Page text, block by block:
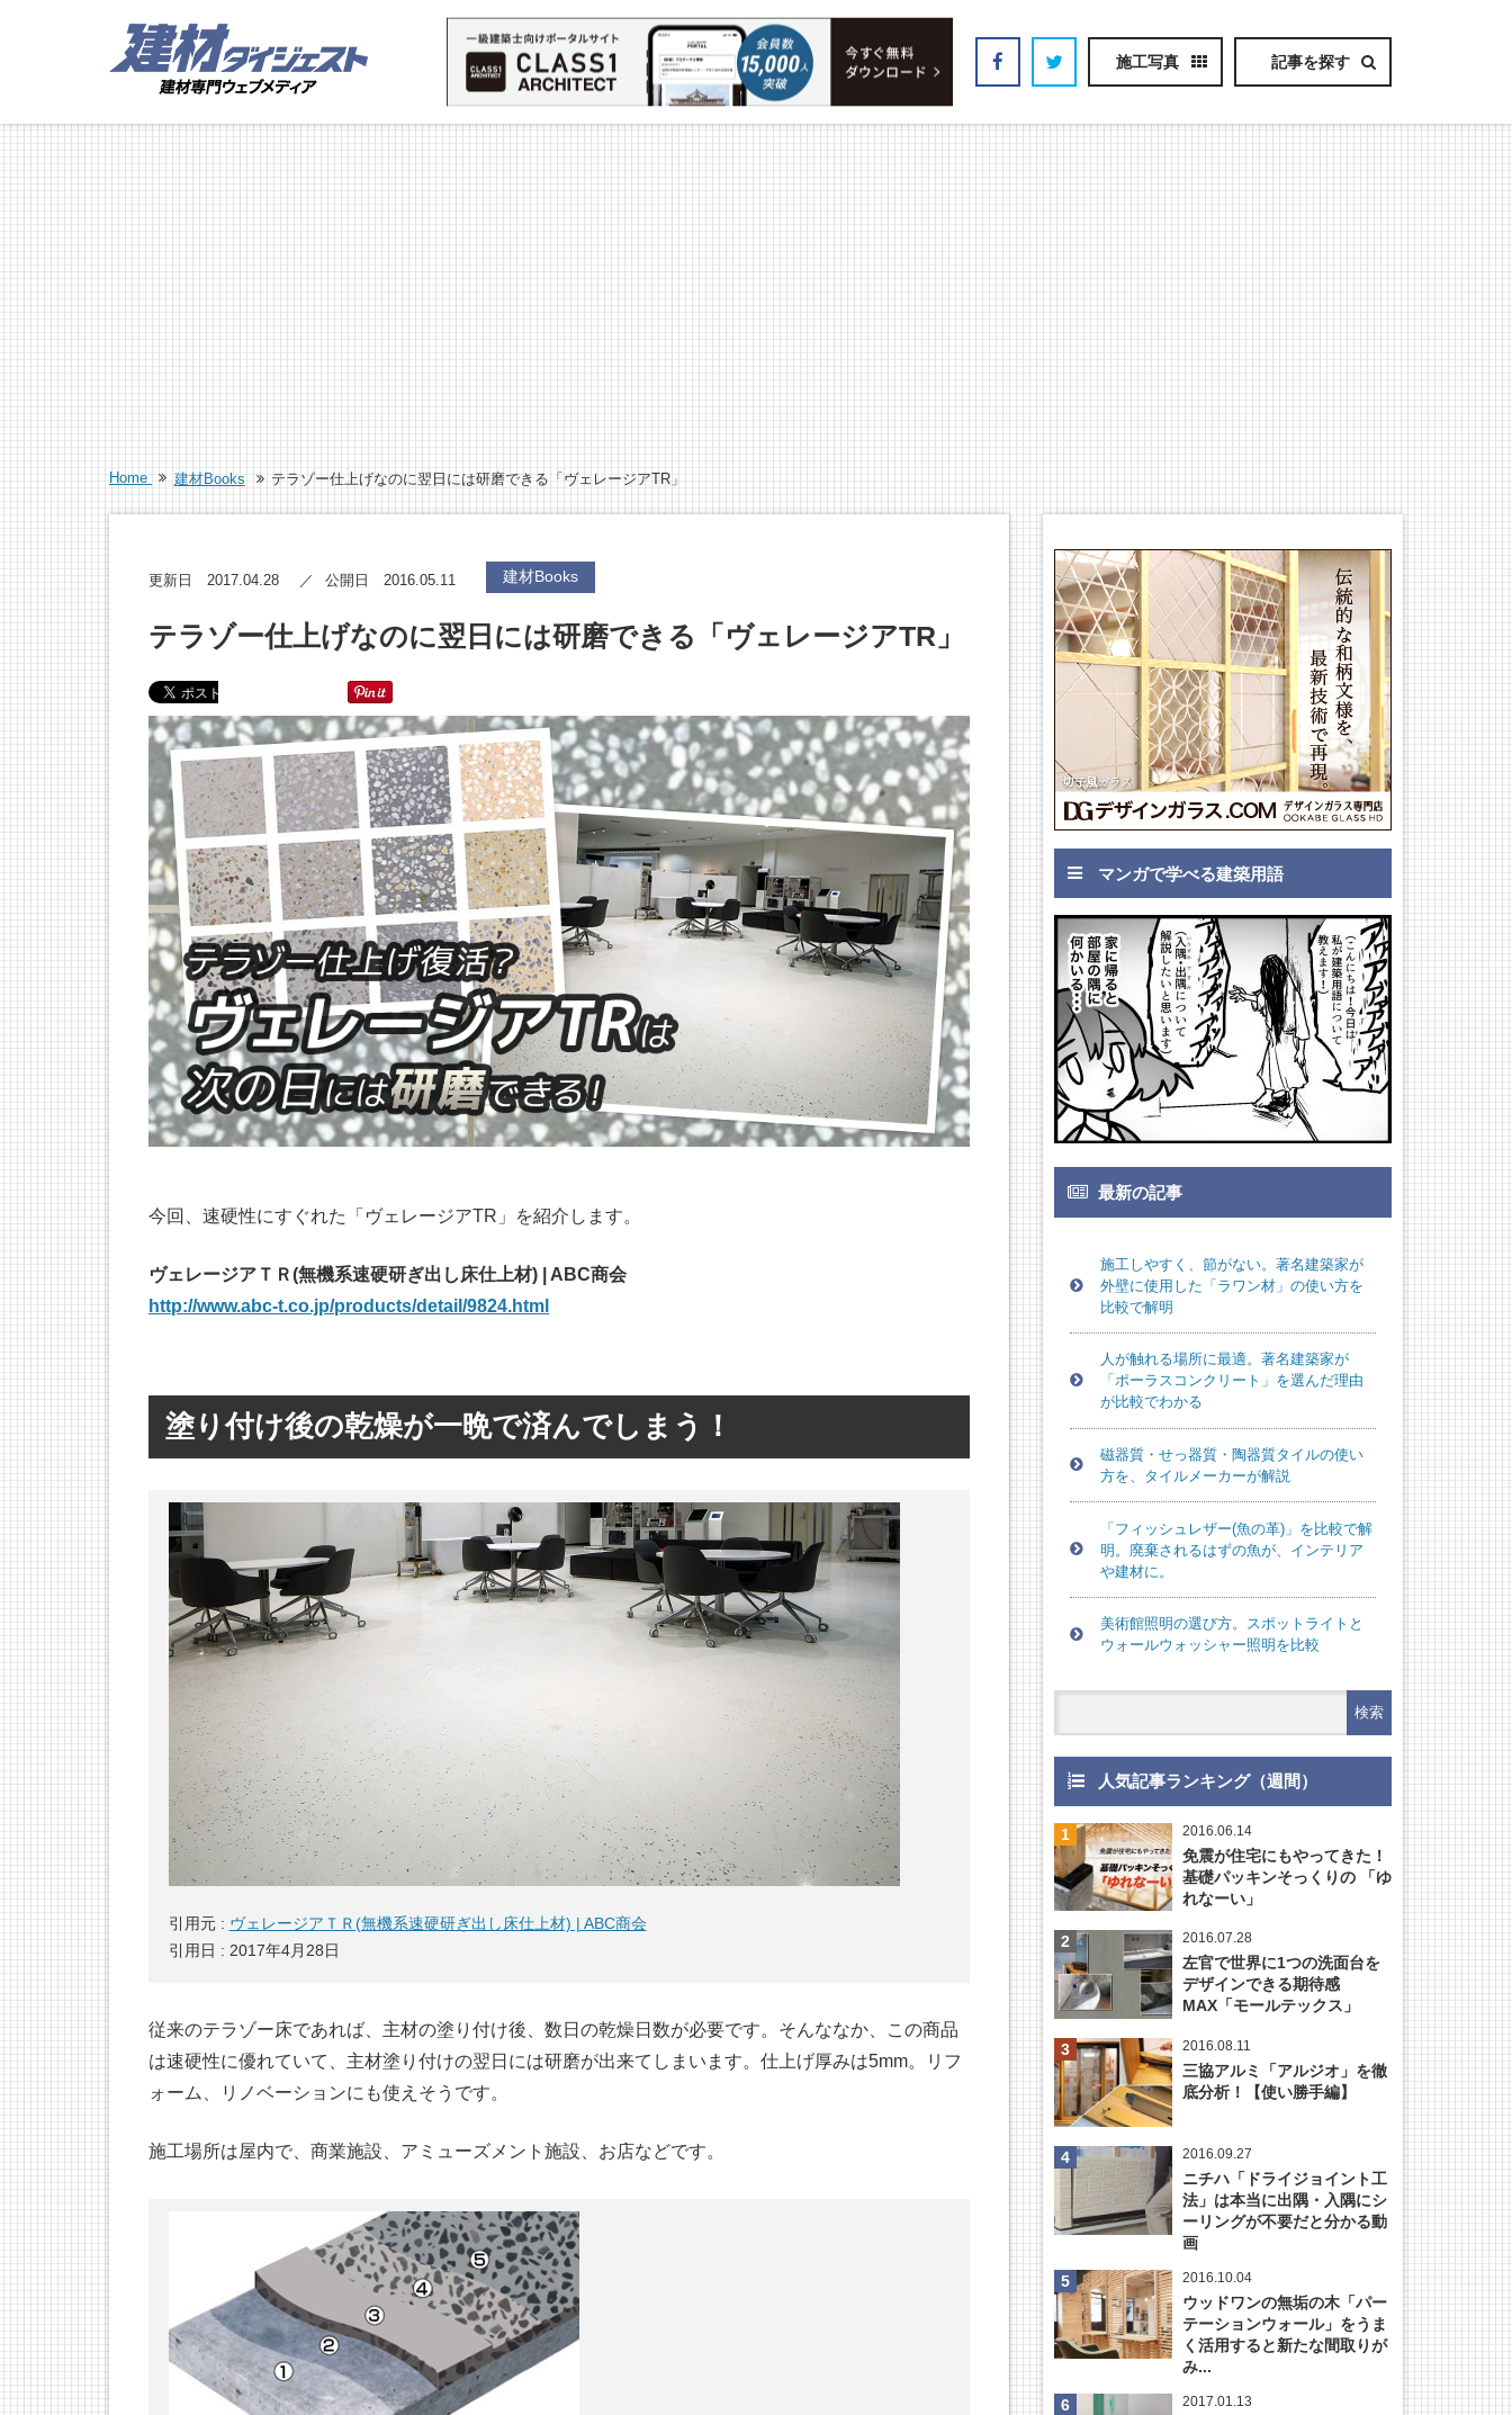
施工写真 記事を探す
Home 建材Books テラゾー仕上げなのに翌日には研磨できる「ヴェレージアTR」
更新日 2017.04.28 公開日 2016.05.11 建材Books
テラゾー仕上げなのに翌日には研磨できる「ヴェレージアTR」
今回、速硬性にすぐれた「ヴェレージアTR」を紹介します。
ヴェレージアＴＲ(無機系速硬研ぎ出し床仕上材) | ABC商会
http://www.abc-t.co.jp/products/detail/9824.html
塗り付け後の乾燥が一晩で済んでしまう！
引用元 : ヴェレージアＴＲ(無機系速硬研ぎ出し床仕上材) | ABC商会
引用日 : 2017年4月28日
従来のテラゾー床であれば、主材の塗り付け後、数日の乾燥日数が必要です。そんななか、この商品
は速硬性に優れていて、主材塗り付けの翌日には研磨が出来てしまいます。仕上げ厚みは5mm。リフ
ォーム、リノベーションにも使えそうです。
施工場所は屋内で、商業施設、アミューズメント施設、お店などです。
マンガで学べる建築用語
最新の記事
施工しやすく、節がない。著名建築家が
外壁に使用した「ラワン材」の使い方を
比較で解明
人が触れる場所に最適。著名建築家が
「ポーラスコンクリート」を選んだ理由
が比較でわかる
磁器質・せっ器質・陶器質タイルの使い
方を、タイルメーカーが解説
「フィッシュレザー(魚の革)」を比較で解
明。廃棄されるはずの魚が、インテリア
や建材に。
美術館照明の選び方。スポットライトと
ウォールウォッシャー照明を比較
人気記事ランキング（週間）
2016.06.14
免震が住宅にもやってきた！
基礎パッキンそっくりの 「ゆ
れなーい」
2016.07.28
左官で世界に1つの洗面台を
デザインできる期待感
MAX「モールテックス」
2016.08.11
三協アルミ「アルジオ」を徹
底分析！【使い勝手編】
2016.09.27
ニチハ「ドライジョイント工
法」は本当に出隅・入隅にシ
ーリングが不要だと分かる動
画
2016.10.04
ウッドワンの無垢の木「パー
テーションウォール」をうま
く活用すると新たな間取りが
み...
2017.01.13